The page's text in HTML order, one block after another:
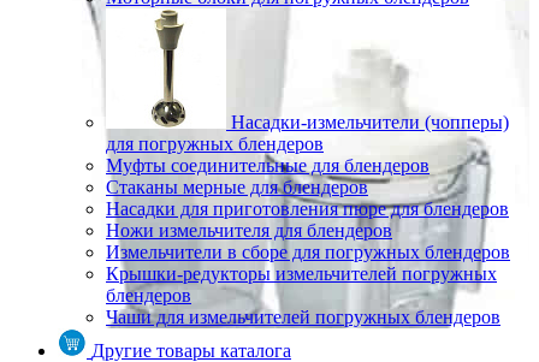
Насадки-измельчители (чопперы)
для погружных блендеров
Муфты соединительные для блендеров
Стаканы мерные для блендеров
Насадки для приготовления пюре для блендеров
Ножи измельчителя для блендеров
Измельчители в сборе для погружных блендеров
Крышки-редукторы измельчителей погружных
блендеров
Чаши для измельчителей погружных блендеров
Другие товары каталога